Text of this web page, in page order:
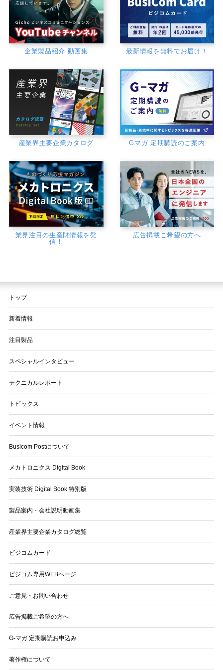
企業製品紹介 動画集 最新情報を無料でお届け！
産業界主要企業カタログ Gマガ 定期購読のご案内
業界注目の生産財情報を発
信！
広告掲載ご希望の方へ
トップ
新着情報
注目製品
スペシャルインタビュー
テクニカルレポート
トピックス
イベント情報
Busicom Postについて
メカトロニクス Digital Book
実装技術 Digital Book 特別版
製品案内・会社説明動画集
産業界主要企業カタログ総覧
ビジコムカード
ビジコム専用WEBページ
ご意見・お問い合わせ
広告掲載ご希望の方へ
G-マガ 定期購読お申込み
著作権について